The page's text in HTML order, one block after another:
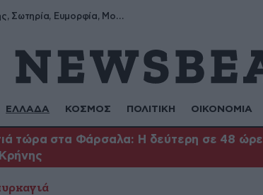
Σωτήρης, Σωτηρία, Ευμορφία, Μορφούλα
ΕΛΛΑΔΑ ΚΟΣΜΟΣ ΠΟΛΙΤΙΚΗ ΟΙΚΟΝΟΜΙΑ
τώρα στα Φάρσαλα: Η δεύτερη σε 48